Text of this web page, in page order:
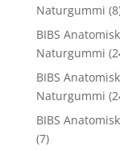
Naturgummi
BIBS
Naturgummi
BIBS
Naturgummi
BIBS
(7)